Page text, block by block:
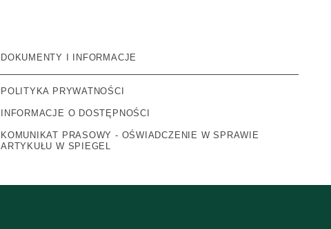
DOKUMENTY I INFORMACJE
POLITYKA PRYWATNOŚCI
INFORMACJE O DOSTĘPNOŚCI
KOMUNIKAT PRASOWY - OŚWIADCZENIE W SPRAWIE
ARTYKUŁU W SPIEGEL